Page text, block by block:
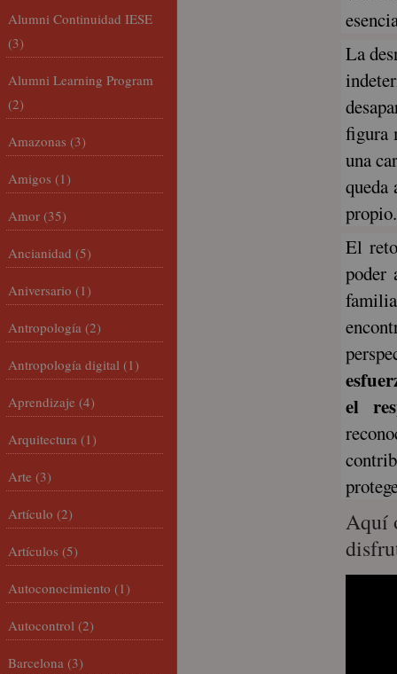
La
figura
una
queda
propio.
El
poder
el
Aquí
Alumni Continuidad IESE
(3)
Alumni Learning Program
(2)
Amazonas (3)
Amigos (1)
Amor (35)
Ancianidad (5)
Aniversario (1)
Antropología (2)
Antropología digital (1)
Aprendizaje (4)
Arquitectura (1)
Arte (3)
Artículo (2)
Artículos (5)
Autoconocimiento (1)
Autocontrol (2)
Barcelona (3)